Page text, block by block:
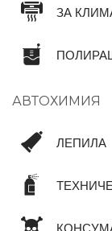
ЗА
АВТОХИМИЯ
ЛЕПИЛА